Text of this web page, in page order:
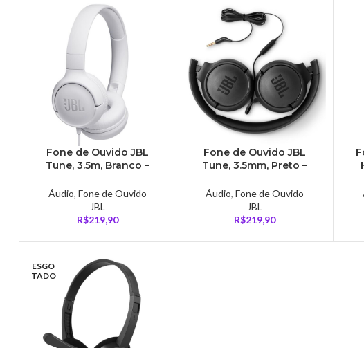
Fone de Ouvido JBL
Tune, 3.5m, Branco –
Áudio, Fone de Ouvido
JBL
R$219,90
Fone de Ouvido JBL
Tune, 3.5mm, Preto –
Áudio, Fone de Ouvido
JBL
R$219,90
ESGO
TADO